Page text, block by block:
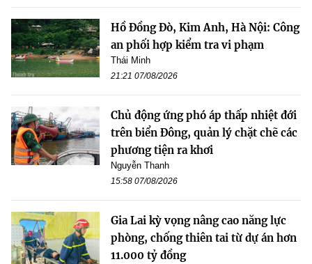
Hồ Đồng Đò, Kim Anh, Hà Nội: Công
an phối hợp kiểm tra vi phạm
Thái Minh
21:21 07/08/2026
Chủ động ứng phó áp thấp nhiệt đới
trên biển Đông, quản lý chặt chẽ các
phương tiện ra khơi
Nguyễn Thanh
15:58 07/08/2026
Gia Lai kỳ vọng nâng cao năng lực
phòng, chống thiên tai từ dự án hơn
11.000 tỷ đồng